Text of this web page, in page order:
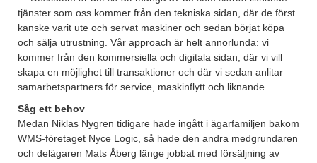
tjänster som oss kommer från den tekniska sidan, där de först
kanske varit ute och servat maskiner och sedan börjat köpa
och sälja utrustning. Vår approach är helt annorlunda: vi
kommer från den kommersiella och digitala sidan, där vi vill
skapa en möjlighet till transaktioner och där vi sedan anlitar
samarbetspartners för service, maskinflytt och liknande.
Såg ett behov
Medan Niklas Nygren tidigare hade ingått i ägarfamiljen bakom
WMS-företaget Nyce Logic, så hade den andra medgrundaren
och delägaren Mats Åberg länge jobbat med försäljning av